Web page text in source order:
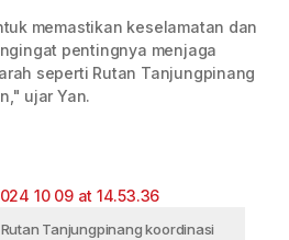
memastikan keselamatan dan
pentingnya menjaga
seperti Rutan Tanjungpinang
ujar Yan.
Tanjungpinang koordinasi